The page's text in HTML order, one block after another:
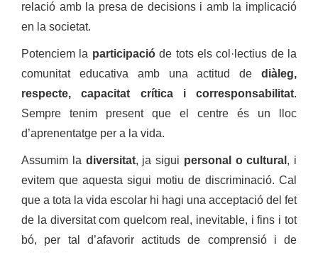
relació amb la presa de decisions i amb la implicació
en la societat.
Potenciem la participacióde tots els col·lectius de la
comunitat educativa amb una actitud de diàleg,
respecte, capacitat crítica i corresponsabilitat.
Sempre tenim present que el centre és un lloc
d’aprenentatge per a la vida.
Assumim la diversitat, ja sigui personal o cultural , i
evitem que aquesta sigui motiu de discriminació. Cal
que a tota la vida escolar hi hagi una acceptació del fet
de la diversitat com quelcom real, inevitable, i fins i tot
bó, per tal d’afavorir actituds de comprensió i de